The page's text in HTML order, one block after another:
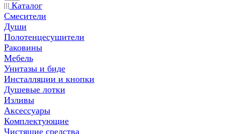
Каталог
Смесители
Души
Полотенцесушители
Раковины
Мебель
Унитазы и биде
Инсталляции и кнопки
Душевые лотки
Изливы
Аксессуары
Комплектующие
Чистящие средства